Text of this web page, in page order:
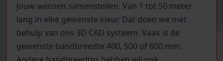
jouw wensen samenstellen. Van 1 tot 50 meter
lang in elke gewenste kleur. Dat doen we met
behulp van ons 3D CAD systeem. Vaak is de
gewenste bandbreedte 400, 500 of 600 mm.